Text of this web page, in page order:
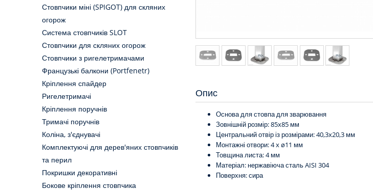
Стовпчики міні (SPIGOT) для скляних
огорож
Система стовпчиків SLOT
Стовпчики для скляних огорож
Стовпчики з ригелетримачами
Французькі балкони (Portfenetr)
Кріплення спайдер
Ригелетримачі
Кріплення поручнів
Тримачі поручнів
Коліна, з'єднувачі
Комплектуючі для дерев'яних стовпчиків
та перил
Покришки декоративні
Бокове кріплення стовпчика
Опис
Основа для стовпа для зварювання
Зовнішній розмір: 85x85 мм
Центральний отвір із розмірами: 40,3x20,3 мм
Монтажні отвори: 4 x ø11 мм
Товщина листа: 4 мм
Матеріал: нержавіюча сталь AISI 304
Поверхня: сира